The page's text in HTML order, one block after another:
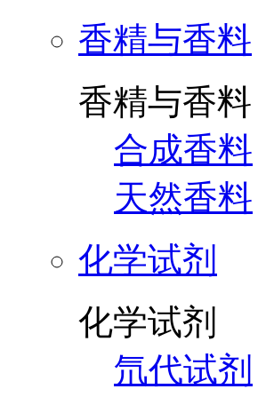
香精与香料
香精与香料
合成香料
天然香料
化学试剂
化学试剂
氘代试剂